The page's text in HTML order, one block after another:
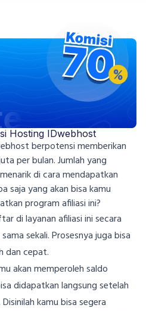
Hosting IDwebhost
berpotensi memberikan
per bulan. Jumlah yang
di cara mendapatkan
saja yang akan bisa kamu
program afiliasi ini?
di layanan afiliasi ini secara
sekali. Prosesnya juga bisa
dan cepat.
akan memperoleh saldo
didapatkan langsung setelah
kamu bisa segera